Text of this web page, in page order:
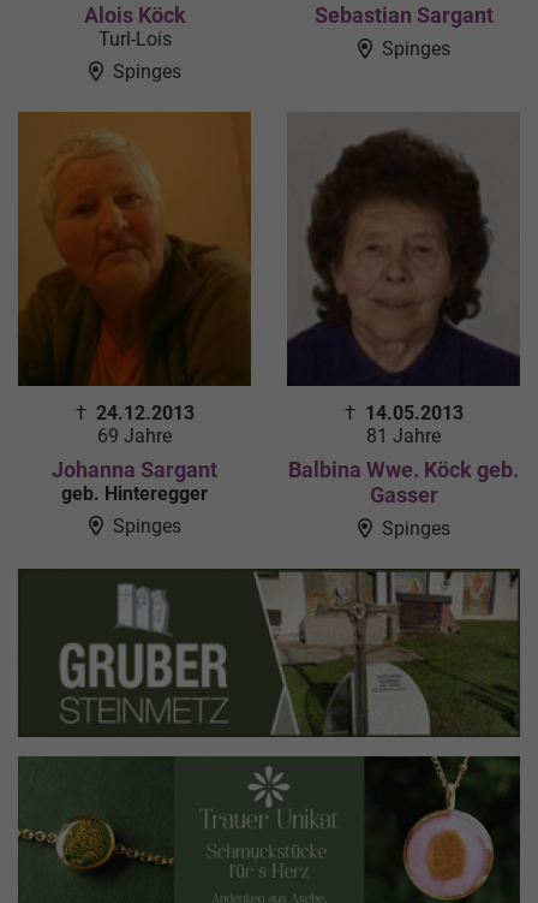
Alois Köck
Turl-Lois
Spinges
Sebastian Sargant
Spinges
† 24.12.2013
69 Jahre
Johanna Sargant
geb. Hinteregger
Spinges
† 14.05.2013
81 Jahre
Balbina Wwe. Köck geb.
Gasser
Spinges